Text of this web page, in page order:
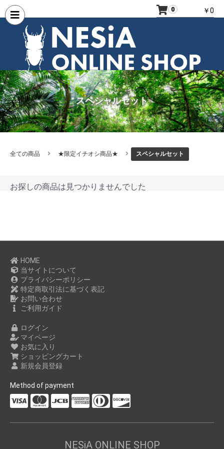
0 ￥0
スペシャルセット
全ての商品 ★限定イチオシ商品★ スペシャルセット
お探しの商品は見つかりませんでした
HOME
当サイトについて
プライバシーポリシー
特定商取引法に基づく表記
お問い合わせ
ご利用ガイド
ログイン
マイページ
お気に入り
ショッピングカート
新規会員登録
Method of payment
NESiA ONLINE SHOP